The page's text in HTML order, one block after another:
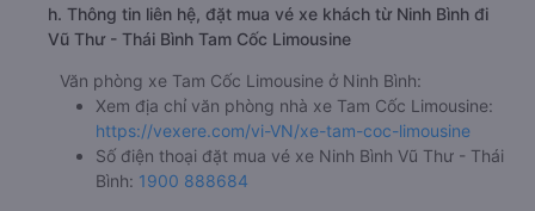
h. Thông tin liên hệ, đặt mua vé xe khách từ Ninh Bình đi
Vũ Thư - Thái Bình Tam Cốc Limousine
Văn phòng xe Tam Cốc Limousine ở Ninh Bình:
Xem địa chỉ văn phòng nhà xe Tam Cốc Limousine:
https://vexere.com/vi-VN/xe-tam-coc-limousine
Số điện thoại đặt mua vé xe Ninh Bình Vũ Thư - Thái
Bình: 1900 888684